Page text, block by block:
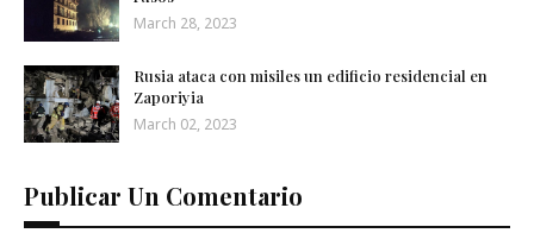
March 28, 2023
Rusia ataca con misiles un edificio residencial en
Zaporiyia
March 02, 2023
Publicar Un Comentario